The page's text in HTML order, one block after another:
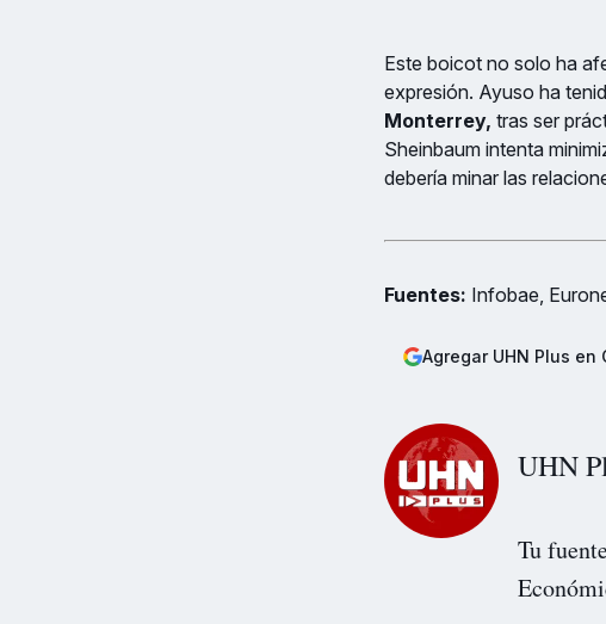
Este boicot no solo ha
expresión. Ayuso ha
Monterrey, tras ser
Sheinbaum intenta
debería minar las
Fuentes: Infobae,
Agregar UHN Plus en
UHN
Tu